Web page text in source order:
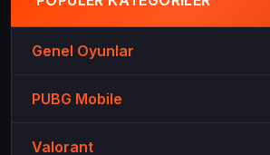
Genel Oyunlar
PUBG Mobile
Valorant